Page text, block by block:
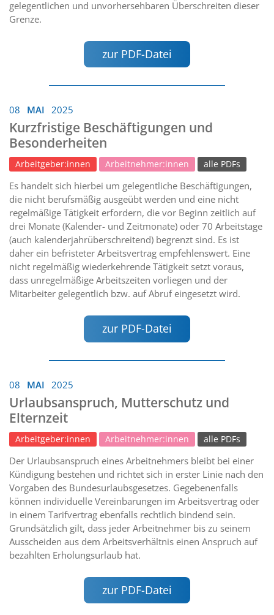
gelegentlichen und unvorhersehbaren Überschreiten dieser
Grenze.
zur PDF-Datei
08 MAI 2025
Kurzfristige Beschäftigungen und
Besonderheiten
Arbeitgeber:innen Arbeitnehmer:innen alle PDFs
Es handelt sich hierbei um gelegentliche Beschäftigungen,
die nicht berufsmäßig ausgeübt werden und eine nicht
regelmäßige Tätigkeit erfordern, die vor Beginn zeitlich auf
drei Monate (Kalender- und Zeitmonate) oder 70 Arbeitstage
(auch kalenderjahrüberschreitend) begrenzt sind. Es ist
daher ein befristeter Arbeitsvertrag empfehlenswert. Eine
nicht regelmäßig wiederkehrende Tätigkeit setzt voraus,
dass unregelmäßige Arbeitszeiten vorliegen und der
Mitarbeiter gelegentlich bzw. auf Abruf eingesetzt wird.
zur PDF-Datei
08 MAI 2025
Urlaubsanspruch, Mutterschutz und
Elternzeit
Arbeitgeber:innen Arbeitnehmer:innen alle PDFs
Der Urlaubsanspruch eines Arbeitnehmers bleibt bei einer
Kündigung bestehen und richtet sich in erster Linie nach den
Vorgaben des Bundesurlaubsgesetzes. Gegebenenfalls
können individuelle Vereinbarungen im Arbeitsvertrag oder
in einem Tarifvertrag ebenfalls rechtlich bindend sein.
Grundsätzlich gilt, dass jeder Arbeitnehmer bis zu seinem
Ausscheiden aus dem Arbeitsverhältnis einen Anspruch auf
bezahlten Erholungsurlaub hat.
zur PDF-Datei